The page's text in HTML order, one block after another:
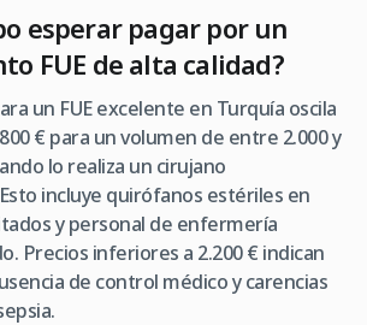
esperar pagar por un
FUE de alta calidad?
un FUE excelente en Turquía oscila
€ para un volumen de entre 2.000 y
lo realiza un cirujano
incluye quirófanos estériles en
y personal de enfermería
Precios inferiores a 2.200 € indican
de control médico y carencias